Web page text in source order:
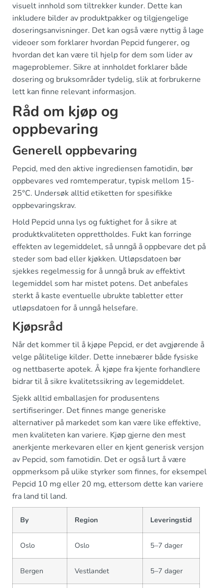
visuelt innhold som tiltrekker kunder. Dette kan
inkludere bilder av produktpakker og tilgjengelige
doseringsanvisninger. Det kan også være nyttig å lage
videoer som forklarer hvordan Pepcid fungerer, og
hvordan det kan være til hjelp for dem som lider av
mageproblemer. Sikre at innholdet forklarer både
dosering og bruksområder tydelig, slik at forbrukerne
lett kan finne relevant informasjon.
Råd om kjøp og
oppbevaring
Generell oppbevaring
Pepcid, med den aktive ingrediensen famotidin, bør
oppbevares ved romtemperatur, typisk mellom 15-
25°C. Undersøk alltid etiketten for spesifikke
oppbevaringskrav.
Hold Pepcid unna lys og fuktighet for å sikre at
produktkvaliteten opprettholdes. Fukt kan forringe
effekten av legemiddelet, så unngå å oppbevare det på
steder som bad eller kjøkken. Utløpsdatoen bør
sjekkes regelmessig for å unngå bruk av effektivt
legemiddel som har mistet potens. Det anbefales
sterkt å kaste eventuelle ubrukte tabletter etter
utløpsdatoen for å unngå helsefare.
Kjøpsråd
Når det kommer til å kjøpe Pepcid, er det avgjørende å
velge pålitelige kilder. Dette innebærer både fysiske
og nettbaserte apotek. Å kjøpe fra kjente forhandlere
bidrar til å sikre kvalitetssikring av legemiddelet.
Sjekk alltid emballasjen for produsentens
sertifiseringer. Det finnes mange generiske
alternativer på markedet som kan være like effektive,
men kvaliteten kan variere. Kjøp gjerne den mest
anerkjente merkevaren eller en kjent generisk versjon
av Pepcid, som famotidin. Det er også lurt å være
oppmerksom på ulike styrker som finnes, for eksempel
Pepcid 10 mg eller 20 mg, ettersom dette kan variere
fra land til land.
By Region Leveringstid
Oslo Oslo 5–7 dager
Bergen Vestlandet 5–7 dager